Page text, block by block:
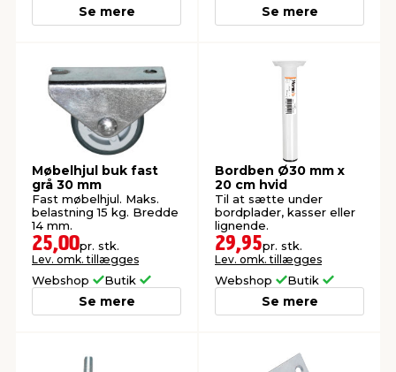
Se mere Se mere
Møbelhjul buk fast
grå 30 mm
Fast møbelhjul. Maks.
belastning 15 kg. Bredde
14 mm.
25,00pr. stk.
Lev. omk. tillægges
Webshop Butik
Se mere
Bordben Ø30 mm x
20 cm hvid
Til at sætte under
bordplader, kasser eller
lignende.
29,95pr. stk.
Lev. omk. tillægges
Webshop Butik
Se mere